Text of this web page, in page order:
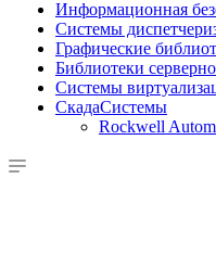
Информационная
Системы
Графические
Библиотеки
Системы
СкадаСистемы
Rockwell